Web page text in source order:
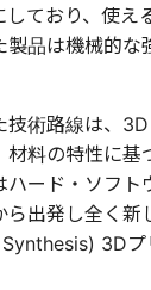
しており、使え
製品は機械的
技術路線は、
材料の特性に
ハード・ソフト
ら出発し全く
3Dプ